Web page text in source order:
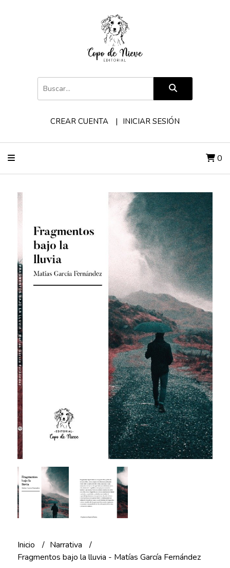
CREAR CUENTA INICIAR SESIÓN
0
Inicio
Narrativa
Fragmentos bajo la lluvia - Matías García Fernández